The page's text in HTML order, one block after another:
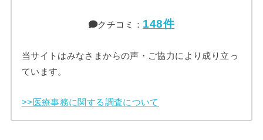
クチコミ： 148件
当サイトはみなさまからの声・ご協力により成り立っ
ています。
>>医療事務に関する調査について